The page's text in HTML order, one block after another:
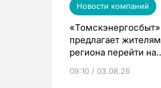
Новости компаний
«Томскэнергосбыт»
предлагает жителям
региона перейти на
выиграть призы
09:10 / 03.08.26